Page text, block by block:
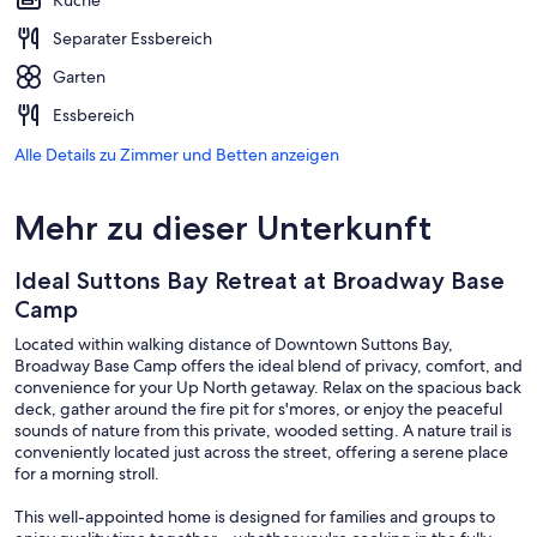
Separater Essbereich
Garten
Essbereich
Alle Details zu Zimmer und Betten anzeigen
Mehr zu dieser Unterkunft
Ideal Suttons Bay Retreat at Broadway Base
Camp
Located within walking distance of Downtown Suttons Bay,
Broadway Base Camp offers the ideal blend of privacy, comfort, and
convenience for your Up North getaway. Relax on the spacious back
deck, gather around the fire pit for s'mores, or enjoy the peaceful
sounds of nature from this private, wooded setting. A nature trail is
conveniently located just across the street, offering a serene place
for a morning stroll.
This well-appointed home is designed for families and groups to